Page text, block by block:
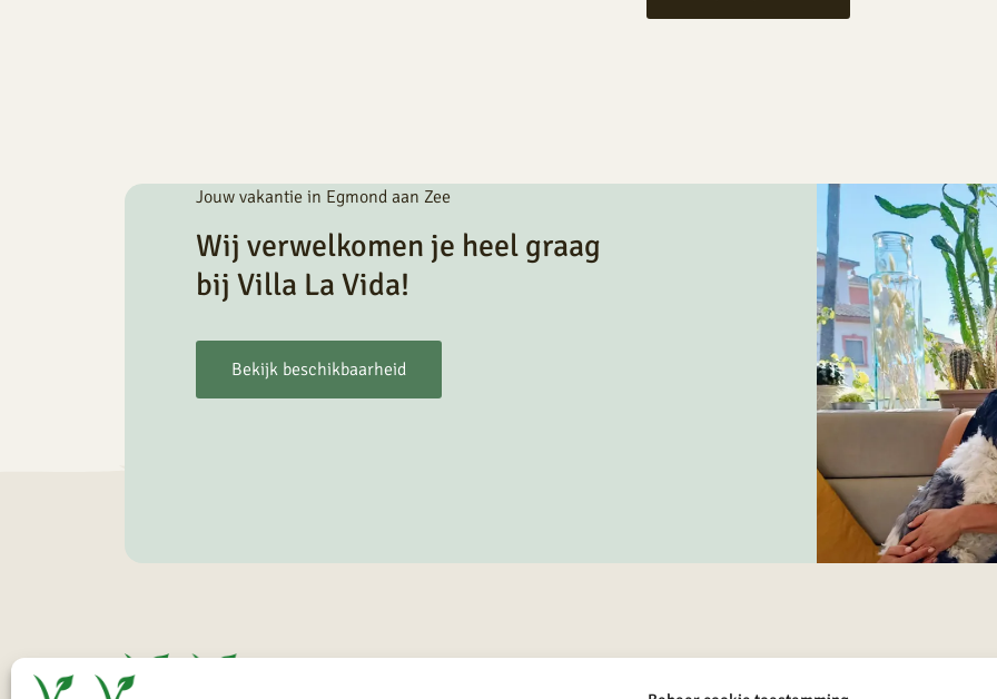
Jouw vakantie in Egmond aan Zee
Wij verwelkomen je heel graag
bij Villa La Vida!
Bekijk beschikbaarheid